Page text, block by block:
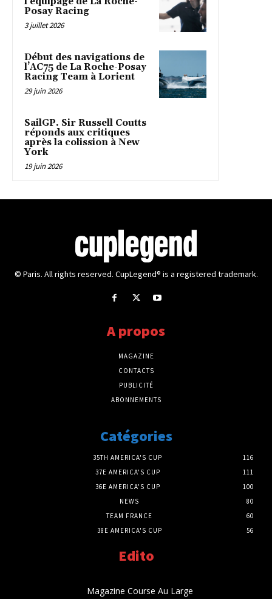
Posay Racing
3 juillet 2026
Début des navigations de
l’AC75 de La Roche-Posay
Racing Team à Lorient
29 juin 2026
SailGP. Sir Russell Coutts
réponds aux critiques
après la colission à New
York
19 juin 2026
© Paris. All rights reserved. CupLegend® is a registered trademark.
A propos
MAGAZINE
CONTACTS
PUBLICITÉ
ABONNEMENTS
Catégories
35TH AMERICA'S CUP
116
37E AMERICA'S CUP
111
36E AMERICA'S CUP
100
NEWS
80
TEAM FRANCE
60
38E AMERICA'S CUP
56
Edito
Magazine Course Au Large